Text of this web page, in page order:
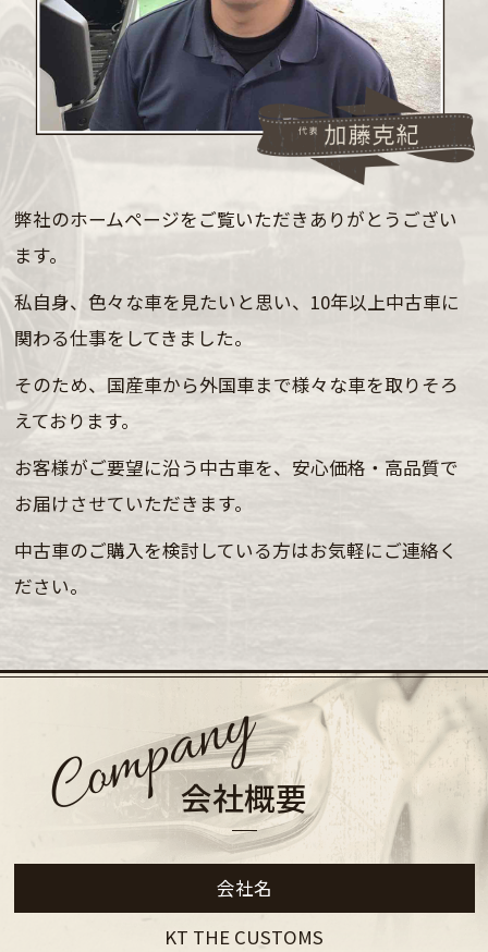
弊社のホームページをご覧いただきありがとうござい
ます。
私自身、色々な車を見たいと思い、 10年以上中古車に
関わる仕事をしてきました。
そのため、国産車から外国車まで様々な車を取りそろ
えております。
お客様がご要望に沿う中古車を、 安心価格・高品質で
お届けさせていただきます。
中古車のご購入を検討している方はお気軽にご連絡く
ださい。
会社概要
会社名
KT THE CUSTOMS